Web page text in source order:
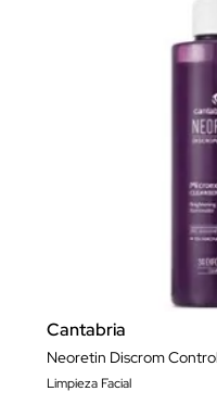
Cantabria
Limpieza Facial